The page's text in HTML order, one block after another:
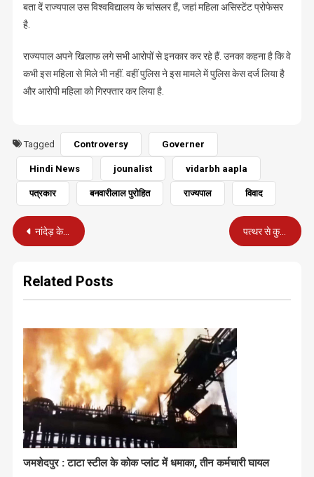
बता दें राज्यपाल उस विश्वविद्यालय के चांसलर हैं, जहां महिला असिस्टेंट प्रोफेसर
है.
राज्यपाल अपने खिलाफ लगे सभी आरोपों से इनकार कर रहे हैं. उनका कहना है कि वे
कभी इस महिला से मिले भी नहीं. वहीं पुलिस ने इस मामले में पुलिस केस दर्ज लिया है
और आरोपी महिला को गिरफ्तार कर लिया है.
Tagged Controversy Governer
Hindi News jounalist vidarbh aapla
पत्रकार बनवारीलाल पुरोहित राज्यपाल विवाद
Post
नांदेड़ के सारखाणी बाजारपेठ से 32 लाख के नकली कपास के बीज जब्त पत्थर से कुचल कर हत्या मामले की गुत्थी सुलझी, आरोपी ने कबूला जुर्म
Related Posts
जमशेदपुर : टाटा स्टील के कोक प्लांट में धमाका, तीन कर्मचारी घायल